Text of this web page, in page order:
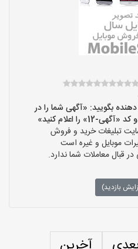
بگویید: «آگهی شما را در
را اعلام کنید»
تبلیغات خرید و فروش
موبایل و غیره است
قبال معاملات شما ندارد.
بازدید)